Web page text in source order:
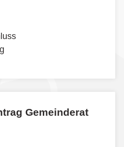
Gemeinderat